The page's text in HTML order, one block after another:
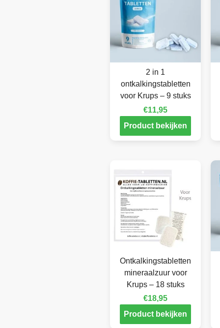
2 in 1
ontkalkingstabletten
voor Krups – 9 stuks
€11,95
Product bekijken
Ontkalkingstabletten
mineraalzuur voor
Krups – 18 stuks
€18,95
Product bekijken